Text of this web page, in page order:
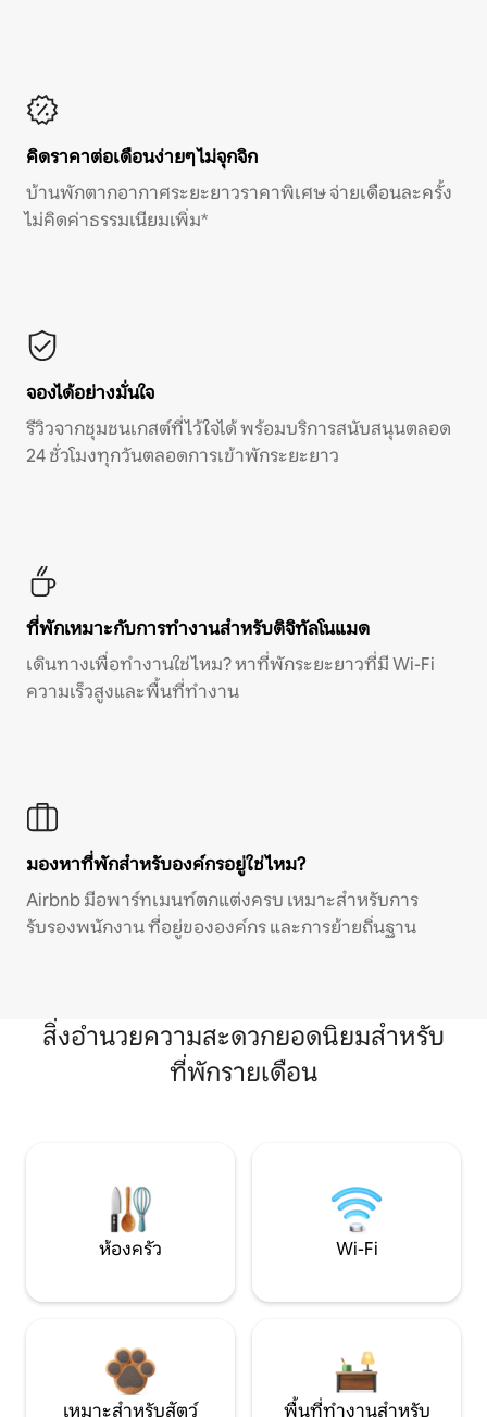
คิดราคาต่อเดือนง่ายๆ ไม่จุกจิก
บ้านพักตากอากาศระยะยาวราคาพิเศษ จ่ายเดือนละครั้ง
ไม่คิดค่าธรรมเนียมเพิ่ม*
จองได้อย่างมั่นใจ
รีวิวจากชุมชนเกสต์ที่ไว้ใจได้ พร้อมบริการสนับสนุนตลอด
24 ชั่วโมงทุกวันตลอดการเข้าพักระยะยาว
ที่พักเหมาะกับการทำงานสำหรับดิจิทัลโนแมด
เดินทางเพื่อทำงานใช่ไหม? หาที่พักระยะยาวที่มี Wi-Fi
ความเร็วสูงและพื้นที่ทำงาน
มองหาที่พักสำหรับองค์กรอยู่ใช่ไหม?
Airbnb มีอพาร์ทเมนท์ตกแต่งครบ เหมาะสำหรับการ
รับรองพนักงาน ที่อยู่ขององค์กร และการย้ายถิ่นฐาน
สิ่งอำนวยความสะดวกยอดนิยมสำหรับ
ที่พักรายเดือน
ห้องครัว Wi-Fi
เหมาะสำหรับสัตว์ พื้นที่ทำงานสำหรับ